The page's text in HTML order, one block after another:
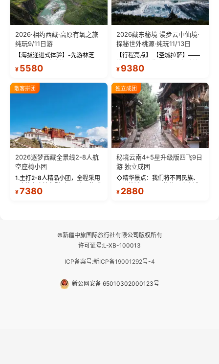
2026·相约西藏·高原有氧之旅
纯玩9/11日游
【海拔递进式体验】-先游林芝
(2900米)再访拉萨(3650米)，亲
测 99%游客零高反 。 【贴心保
反根本不是事儿 ！ 【无人机航
拍】-雪山/圣湖/...
¥ 5580
2026藏东秘境 漫步云中仙境·
探秘世外桃源·纯玩11/13日
【行程亮点】 【圣城拉萨】——
带上信心与信仰去西藏，行吟拉
萨，感受这座城与生俱来的与众
城堡寺院于一体的宏伟建筑，是
西藏最完整的古代...
¥ 9380
散客拼团
2026逐梦西藏全景线2-8人航
空座椅小团
1.主打2-8人精品小团，全程采用
9座航空座椅车型（360度环抱式
座舱），提供VIP级别的舒适出行
¥7380
独立成团
秘境云南4+5星升级版四飞9日
游 独立成团
◇精华景点：我们将不同民族、
不同地域、不同风格的三座古城
—【大理古城、丽江古城、香格
¥ 2880
©新疆中旅国际旅行社有限公司版权所有
许可证号:L-XB-100013
ICP备案号:新ICP备19001292号-4
新公网安备 65010302000123号